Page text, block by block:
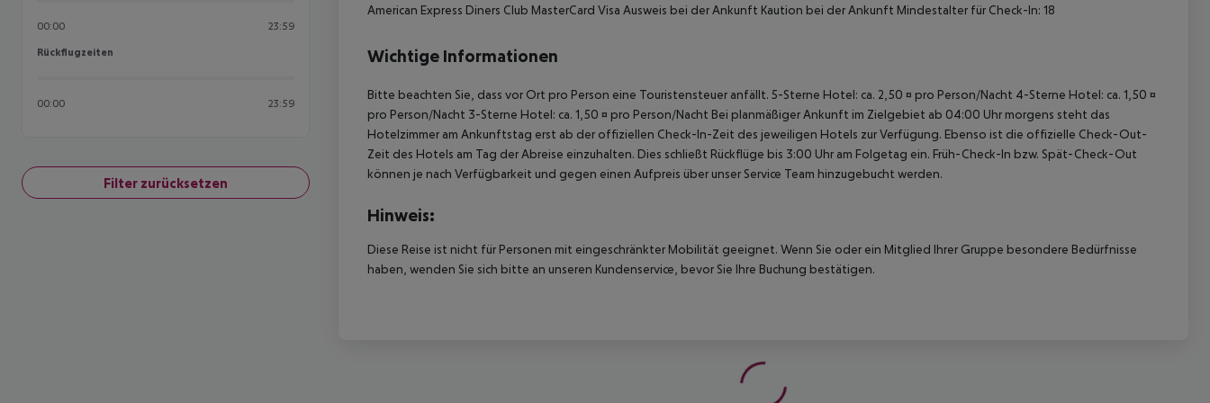
00:00 23:59
Rückflugzeiten
Rückflugzeiten
00:00 23:59
Filter zurücksetzen
American Express Diners Club MasterCard Visa Ausweis bei der Ankunft Kaution bei der Ankunft Mindestalter für Check-In: 18
Wichtige Informationen
Bitte beachten Sie, dass vor Ort pro Person eine Touristensteuer anfällt. 5-Sterne Hotel: ca. 2,50 ¤ pro Person/Nacht 4-Sterne Hotel: ca. 1,50 ¤
pro Person/Nacht 3-Sterne Hotel: ca. 1,50 ¤ pro Person/Nacht Bei planmäßiger Ankunft im Zielgebiet ab 04:00 Uhr morgens steht das
Hotelzimmer am Ankunftstag erst ab der offiziellen Check-In-Zeit des jeweiligen Hotels zur Verfügung. Ebenso ist die offizielle Check-Out-
Zeit des Hotels am Tag der Abreise einzuhalten. Dies schließt Rückflüge bis 3:00 Uhr am Folgetag ein. Früh-Check-In bzw. Spät-Check-Out
können je nach Verfügbarkeit und gegen einen Aufpreis über unser Service Team hinzugebucht werden.
Hinweis:
Diese Reise ist nicht für Personen mit eingeschränkter Mobilität geeignet. Wenn Sie oder ein Mitglied Ihrer Gruppe besondere Bedürfnisse
haben, wenden Sie sich bitte an unseren Kundenservice, bevor Sie Ihre Buchung bestätigen.